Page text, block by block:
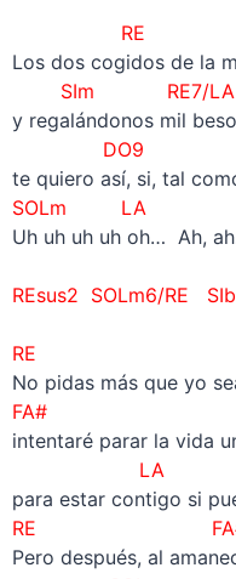
RE
Los dos cogidos de la
SIm RE7/LA
y regalándonos mil
DO9
te quiero así, si, tal
SOLm LA
Uh uh uh uh oh… Ah,
REsus2 SOLm6/RE
RE
No pidas más que yo
FA#
intentaré parar la vida
LA
para estar contigo si
RE
Pero después, al